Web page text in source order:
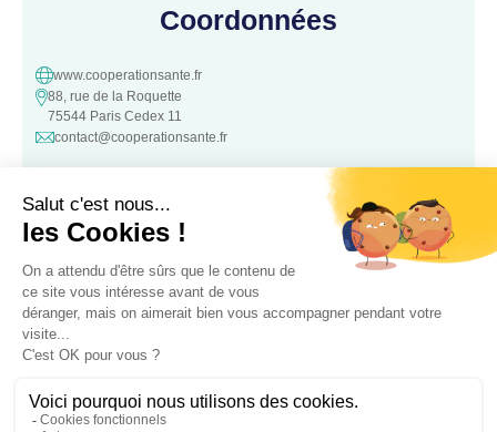
Coordonnées
www.cooperationsante.fr
88, rue de la Roquette
75544 Paris Cedex 11
contact@cooperationsante.fr
Contact
Une question, une suggestion ?
N’hésitez pas à nous contacter :
Contacter nous
Association loi 1901 d’intérêt général, à but non lucratif – Déclarée le